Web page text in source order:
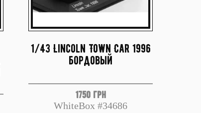
1/43 Lincoln Town Car 1996
бордовый
1750 грн
WhiteBox #34686